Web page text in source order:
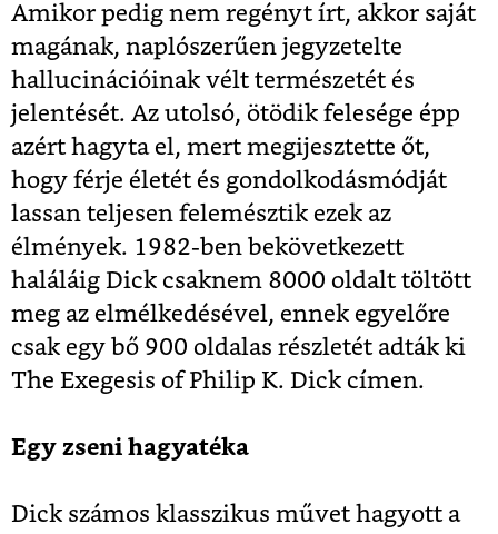
Amikor pedig nem regényt írt, akkor saját
magának, naplószerűen jegyzetelte
hallucinációinak vélt természetét és
jelentését. Az utolsó, ötödik felesége épp
azért hagyta el, mert megijesztette őt,
hogy férje életét és gondolkodásmódját
lassan teljesen felemésztik ezek az
élmények. 1982-ben bekövetkezett
haláláig Dick csaknem 8000 oldalt töltött
meg az elmélkedésével, ennek egyelőre
csak egy bő 900 oldalas részletét adták ki
The Exegesis of Philip K. Dick címen.
Egy zseni hagyatéka
Dick számos klasszikus művet hagyott a